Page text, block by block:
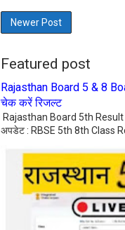
Newer Post
Featured post
Rajasthan Board 5 & 8
चेक करें रिजल्ट
Rajasthan Board 5th Result
अपडेट : RBSE 5th 8th Class